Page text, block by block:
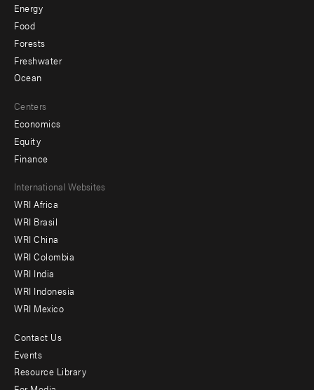
Energy
Food
Forests
Freshwater
Ocean
Centers
Economics
Equity
Finance
Footer
menu
-
Offices
International Websites
WRI Africa
WRI Brasil
WRI China
WRI Colombia
WRI India
WRI Indonesia
WRI Mexico
Footer
menu
Contact Us
Events
Resource Library